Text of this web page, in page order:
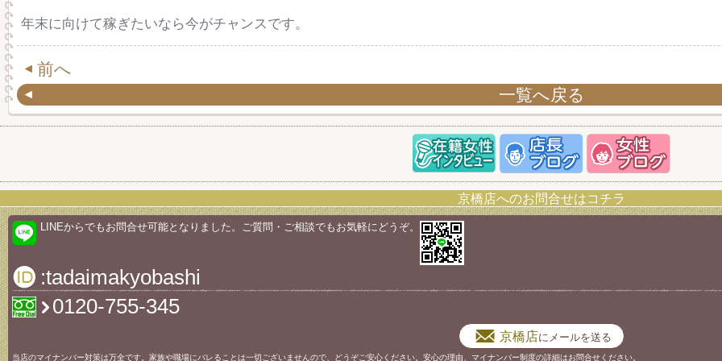
年末に向けて稼ぎたいなら今がチャンスです。
前へ
一覧へ戻る
京橋店へのお問合せはコチラ
LINEからでもお問合せ可能となりました。ご質問・ご相談でもお気軽にどうぞ。
:tadaimakyobashi
0120-755-345
京橋店にメールを送る
当店のマイナンバー対策は万全です。家族や職場にバレることは一切ございませんので、どうぞご安心ください。安心の理由、マイナンバー制度の詳細はお問合せください。